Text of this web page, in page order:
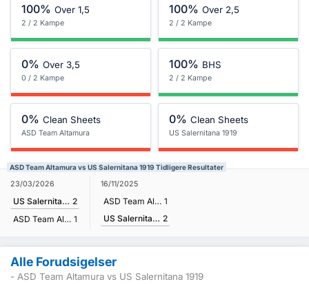
100% Over 1,5
2 / 2 Kampe
100% Over 2,5
2 / 2 Kampe
0% Over 3,5
0 / 2 Kampe
100% BHS
2 / 2 Kampe
0% Clean Sheets
ASD Team Altamura
0% Clean Sheets
US Salernitana 1919
ASD Team Altamura vs US Salernitana 1919 Tidligere Resultater
23/03/2026
US Salernitana 1919 2
ASD Team Altamura 1
16/11/2025
ASD Team Altamura 1
US Salernitana 1919 2
Alle Forudsigelser
- ASD Team Altamura vs US Salernitana 1919